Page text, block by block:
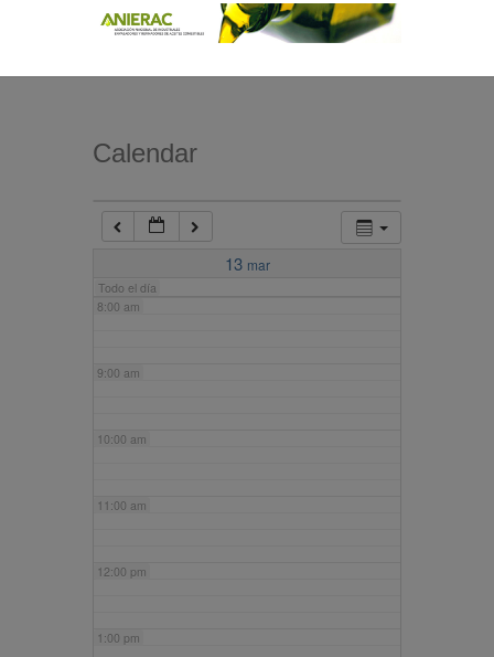
Calendar
13 mar
Todo el día
7:00 am
8:00 am
9:00 am
10:00 am
11:00 am
12:00 pm
1:00 pm